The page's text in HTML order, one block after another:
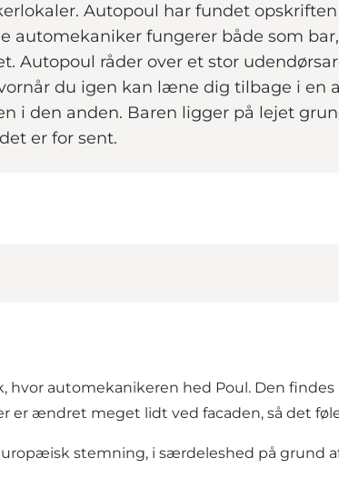
Autopoul har fundet opskriften
automekaniker fungerer både som
Autopoul råder over et stor
du igen kan læne dig tilbage i en
i den anden. Baren ligger på lejet
er for sent.
automekanikeren hed Poul. Den
er ændret meget lidt ved facaden, så det
stemning, i særdeleshed på grund